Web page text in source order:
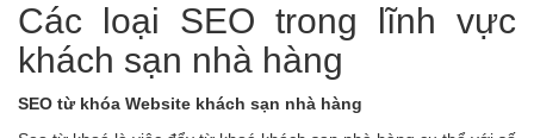
Các loại SEO trong lĩnh vực
khách sạn nhà hàng
SEO từ khóa Website khách sạn nhà hàng